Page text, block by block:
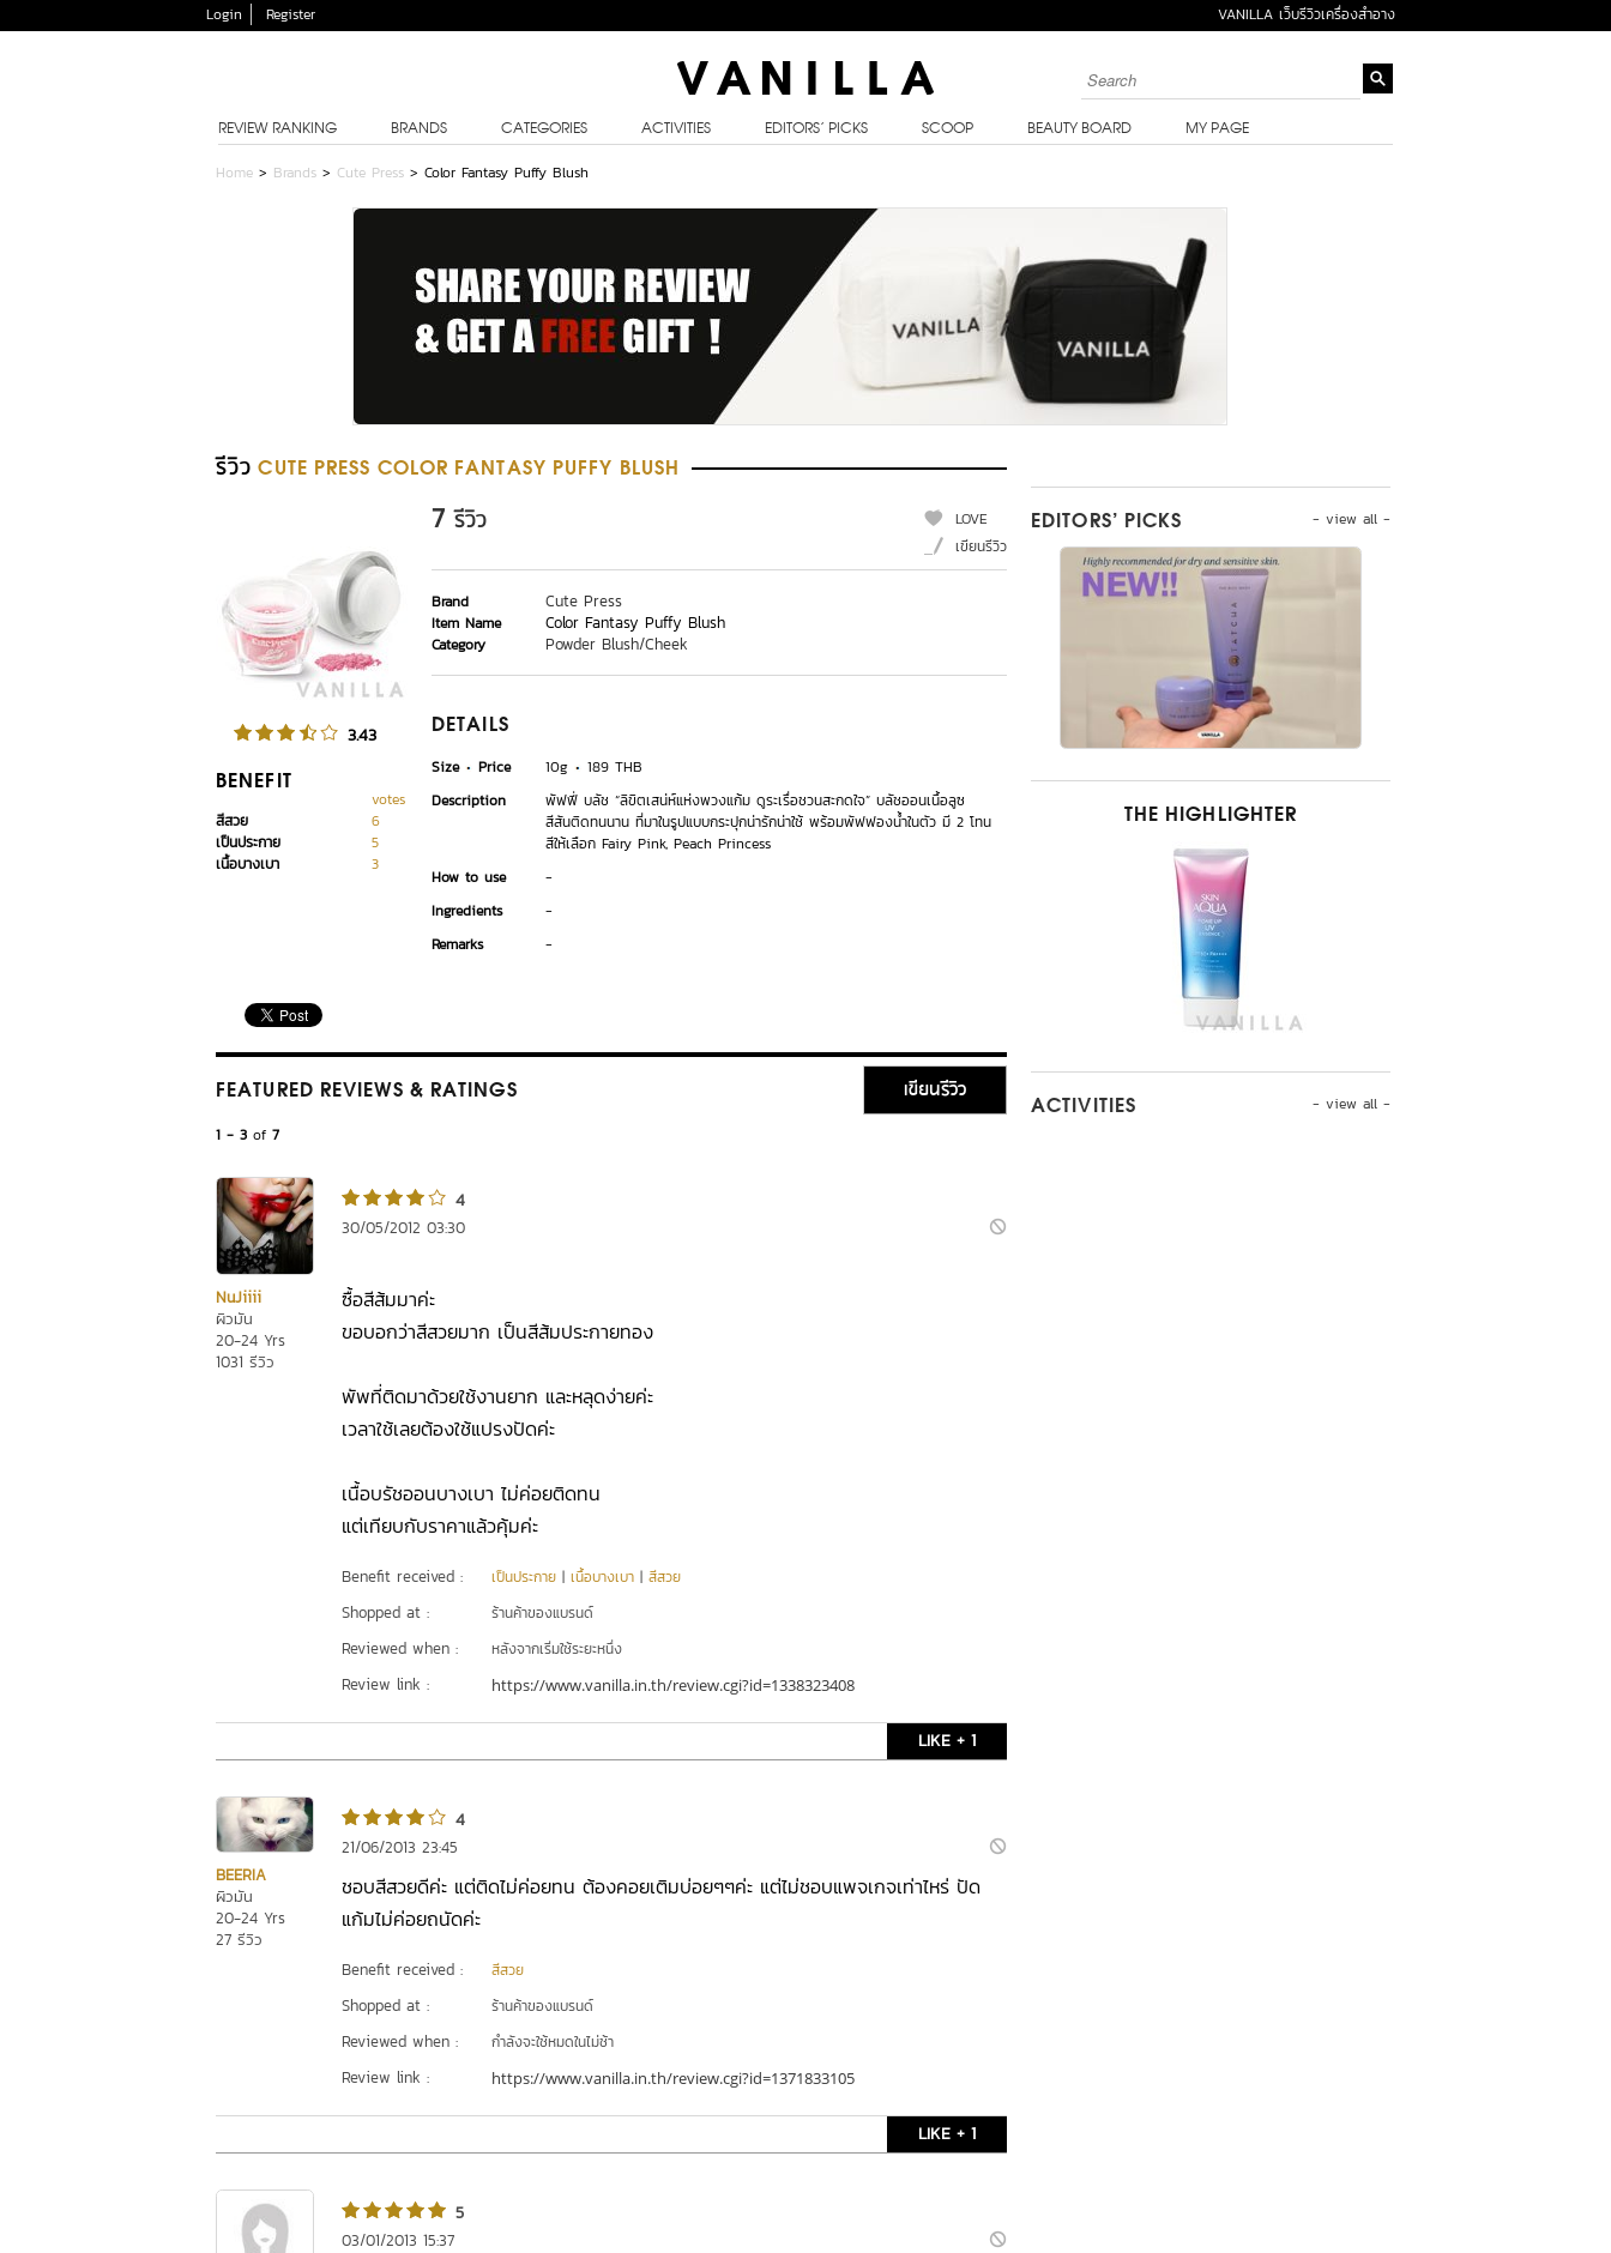
Login Register VANILLA เว็บรีวิวเครื่องสำอาง
REVIEW RANKING BRANDS CATEGORIES ACTIVITIES EDITORS’ PICKS SCOOP BEAUTY BOARD MY PAGE
Home > Brands > Cute Press > Color Fantasy Puffy Blush
รีวิว CUTE PRESS COLOR FANTASY PUFFY BLUSH
3.43
BENEFIT
votes
สีสวย
6
เป็นประกาย
5
เนื้อบางเบา
3
7 รีวิว
LOVE
เขียนรีวิว
Brand Cute Press
Item Name Color Fantasy Puffy Blush
Category Powder Blush/Cheek
DETAILS
Size Price 10g
189 THB
Description
พัฟฟี่ บลัช “ลิขิตเสน่ห์แห่งพวงแก้ม ดูระเรื่อชวนสะกดใจ” บลัชออนเนื้อลูซ
สีสันติดทนนาน ที่มาในรูปแบบกระปุกน่ารักน่าใช้ พร้อมพัฟฟองน้ำในตัว มี 2 โทน
สีให้เลือก Fairy Pink, Peach Princess
How to use
-
Ingredients
-
Remarks
-
FEATURED REVIEWS & RATINGS เขียนรีวิว
1 - 3 of 7
NuJiiii
ผิวมัน
20-24 Yrs
1031 รีวิว
4
30/05/2012 03:30
ซื้อสีส้มมาค่ะ
ขอบอกว่าสีสวยมาก เป็นสีส้มประกายทอง
พัพที่ติดมาด้วยใช้งานยาก และหลุดง่ายค่ะ
เวลาใช้เลยต้องใช้แปรงปัดค่ะ
เนื้อบรัชออนบางเบา ไม่ค่อยติดทน
แต่เทียบกับราคาแล้วคุ้มค่ะ
Benefit received : เป็นประกาย | เนื้อบางเบา | สีสวย
Shopped at : ร้านค้าของแบรนด์
Reviewed when : หลังจากเริ่มใช้ระยะหนึ่ง
Review link : https://www.vanilla.in.th/review.cgi?id=1338323408
LIKE + 1
BEERIA
ผิวมัน
20-24 Yrs
27 รีวิว
4
21/06/2013 23:45
ชอบสีสวยดีค่ะ แต่ติดไม่ค่อยทน ต้องคอยเติมบ่อยๆๆค่ะ แต่ไม่ชอบแพจเกจเท่าไหร่ ปัด
แก้มไม่ค่อยถนัดค่ะ
Benefit received : สีสวย
Shopped at : ร้านค้าของแบรนด์
Reviewed when : กำลังจะใช้หมดในไม่ช้า
Review link : https://www.vanilla.in.th/review.cgi?id=1371833105
LIKE + 1
5
03/01/2013 15:37
- view all -
EDITORS’ PICKS
THE HIGHLIGHTER
- view all -
ACTIVITIES